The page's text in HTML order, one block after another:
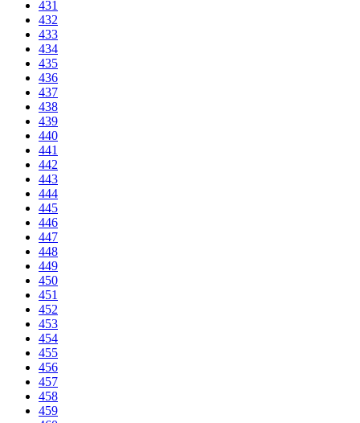
431
432
433
434
435
436
437
438
439
440
441
442
443
444
445
446
447
448
449
450
451
452
453
454
455
456
457
458
459